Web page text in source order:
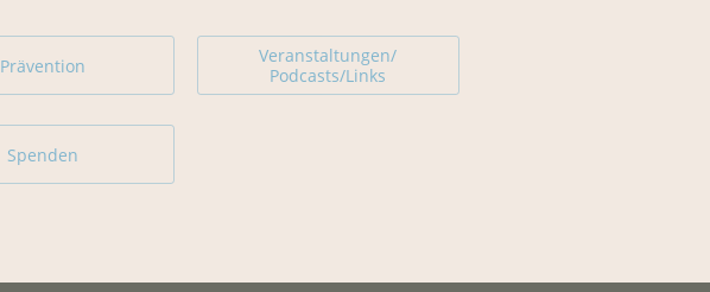
Prävention
Veranstaltungen/
Podcasts/Links
Spenden